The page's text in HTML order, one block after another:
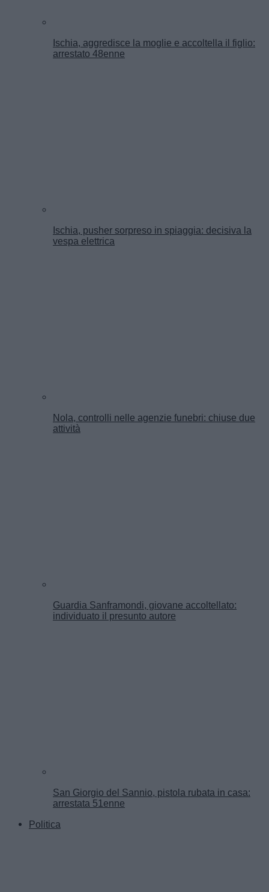
Ischia, aggredisce la moglie e accoltella il figlio:
arrestato 48enne
Ischia, pusher sorpreso in spiaggia: decisiva la
vespa elettrica
Nola, controlli nelle agenzie funebri: chiuse due
attività
Guardia Sanframondi, giovane accoltellato:
individuato il presunto autore
San Giorgio del Sannio, pistola rubata in casa:
arrestata 51enne
Politica